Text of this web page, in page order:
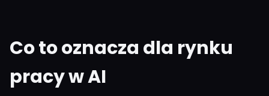
Co to oznacza dla rynku
pracy w AI